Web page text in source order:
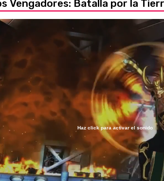
Vengadores: Batalla por la
Haz click para activar el sonido